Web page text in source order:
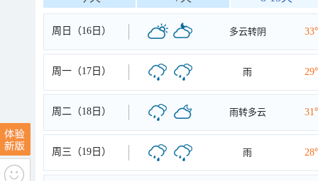
周日（16日） 多云转阴
周一（17日） 雨
周二（18日） 雨转多云
周三（19日） 雨